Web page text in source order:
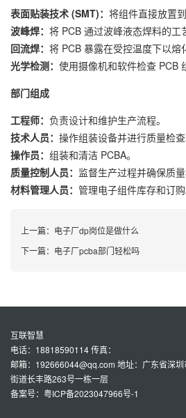
表面贴装技术 (SMT)： 将组件直接放置
波峰焊： 将 PCB 通过波峰液态焊料的工
回流焊： 将 PCB 暴露在受控温度下以熔
光学检测： 使用摄像机和软件检查 PCB
部门组成
工程师： 负责设计和维护生产流程。
技术人员： 操作组装设备并进行质量检查
操作员： 组装和清洁 PCBA。
质量控制人员： 监督生产过程并确保质量
材料管理人员： 管理电子组件库存和订购
上一篇： 电子厂dp岗位是做什么
下一篇： 电子厂pcba部门轻松吗
互联智慧
电话：18818590114 传真：
邮箱：192666044@qq.com 地址：广东省深
街道长丰路263号一栋一层
备案号：粤ICP备2023047966号-1